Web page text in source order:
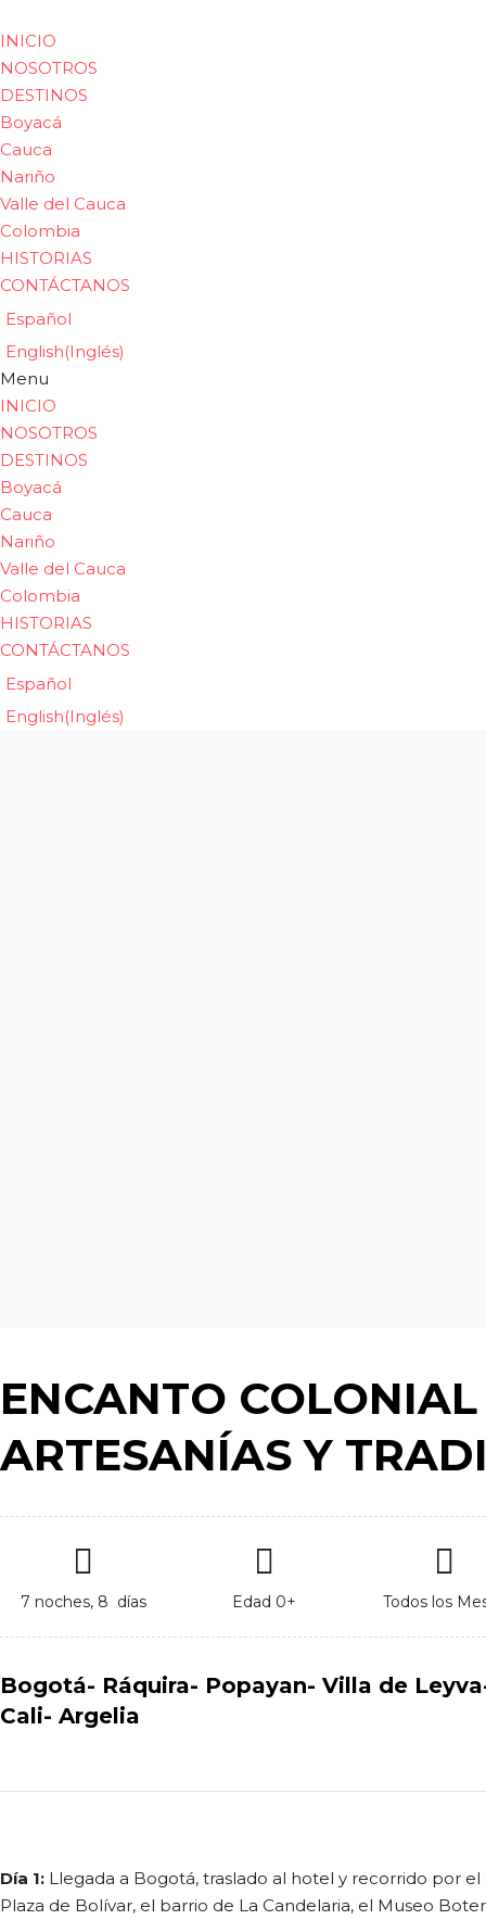
INICIO
NOSOTROS
DESTINOS
Boyacá
Cauca
Nariño
Valle del Cauca
Colombia
HISTORIAS
CONTÁCTANOS
Español
English(Inglés)
Menu
INICIO
NOSOTROS
DESTINOS
Boyacá
Cauca
Nariño
Valle del Cauca
Colombia
HISTORIAS
CONTÁCTANOS
Español
English(Inglés)
ENCANTO COLONIAL
ARTESANÍAS Y
7 noches, 8 días Edad 0+ Todos los
Bogotá- Ráquira- Popayan- Villa de
Cali- Argelia
Día 1: Llegada a Bogotá, traslado al hotel y recorrido por el
Plaza de Bolívar, el barrio de La Candelaria, el Museo